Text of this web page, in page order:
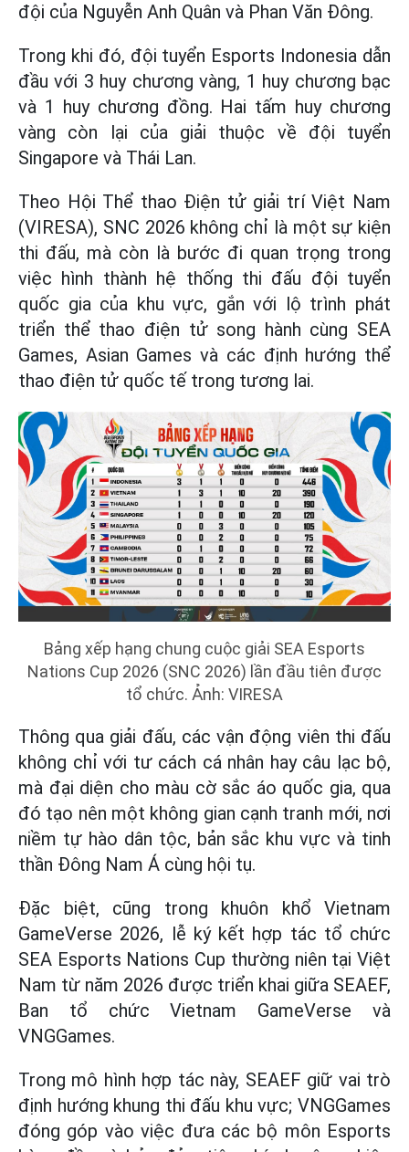
đội của Nguyễn Anh Quân và Phan Văn Đông.
Trong khi đó, đội tuyển Esports Indonesia dẫn
đầu với 3 huy chương vàng, 1 huy chương bạc
và 1 huy chương đồng. Hai tấm huy chương
vàng còn lại của giải thuộc về đội tuyển
Singapore và Thái Lan.
Theo Hội Thể thao Điện tử giải trí Việt Nam
(VIRESA), SNC 2026 không chỉ là một sự kiện
thi đấu, mà còn là bước đi quan trọng trong
việc hình thành hệ thống thi đấu đội tuyển
quốc gia của khu vực, gắn với lộ trình phát
triển thể thao điện tử song hành cùng SEA
Games, Asian Games và các định hướng thể
thao điện tử quốc tế trong tương lai.
Bảng xếp hạng chung cuộc giải SEA Esports
Nations Cup 2026 (SNC 2026) lần đầu tiên được
tổ chức. Ảnh: VIRESA
Thông qua giải đấu, các vận động viên thi đấu
không chỉ với tư cách cá nhân hay câu lạc bộ,
mà đại diện cho màu cờ sắc áo quốc gia, qua
đó tạo nên một không gian cạnh tranh mới, nơi
niềm tự hào dân tộc, bản sắc khu vực và tinh
thần Đông Nam Á cùng hội tụ.
Đặc biệt, cũng trong khuôn khổ Vietnam
GameVerse 2026, lễ ký kết hợp tác tổ chức
SEA Esports Nations Cup thường niên tại Việt
Nam từ năm 2026 được triển khai giữa SEAEF,
Ban tổ chức Vietnam GameVerse và
VNGGames.
Trong mô hình hợp tác này, SEAEF giữ vai trò
định hướng khung thi đấu khu vực; VNGGames
đóng góp vào việc đưa các bộ môn Esports